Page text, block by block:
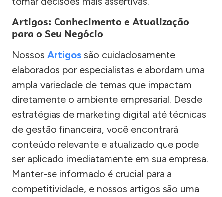
Artigos: Conhecimento e Atualização
para o Seu Negócio
Nossos Artigos são cuidadosamente
elaborados por especialistas e abordam uma
ampla variedade de temas que impactam
diretamente o ambiente empresarial. Desde
estratégias de marketing digital até técnicas
de gestão financeira, você encontrará
conteúdo relevante e atualizado que pode
ser aplicado imediatamente em sua empresa.
Manter-se informado é crucial para a
competitividade, e nossos artigos são uma